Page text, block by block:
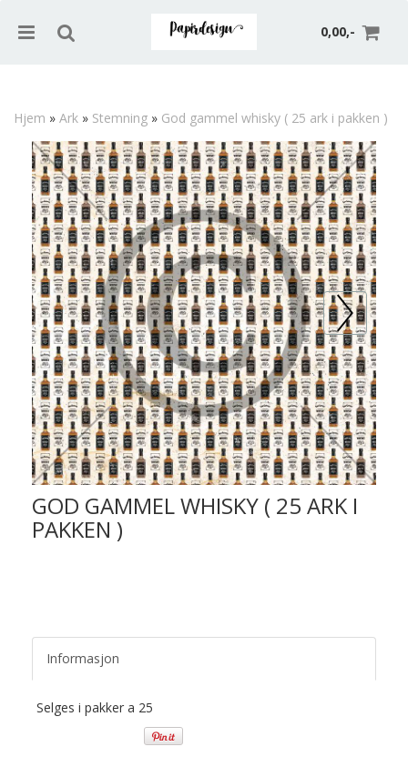
0,00,-
Hjem » Ark » Stemning » God gammel whisky ( 25 ark i pakken )
Prev
GOD GAMMEL WHISKY ( 25 ARK I
PAKKEN )
Informasjon
Selges i pakker a 25
Nullstill
Trykk ENTER for å søke